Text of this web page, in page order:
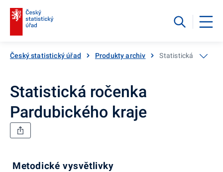
Český statistický úřad Produkty archiv Statistická ročenka
Statistická ročenka
Pardubického kraje
Metodické vysvětlivky